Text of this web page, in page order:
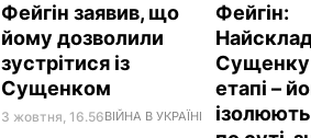
Фейгін заявив, що
йому дозволили
зустрітися із
Сущенком
3 жовтня, 16.56ВІЙНА В УКРАЇНІ
Фейгін:
Сущенку
етапі –